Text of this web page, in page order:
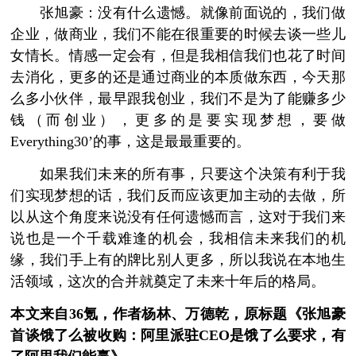
张旭豪：没有什么遗憾。就像前面说的，我们做
企业，做商业，我们不能在很重要的时候去谈一些儿
女情长。情感一定会有，但是我相信我们也花了时间
去消化，更多的还是通过商业的本质做东西，今天那
么多小伙伴，最早跟我创业，我们不是为了能赚多少
钱（而创业），更多的是要实现梦想，要做
Everything30’的事，这是最最重要的。
如果我们未来的所有事，只要这个决策有利于我
们实现梦想的话，我们反而应该更加主动的去做，所
以从这个角度来说没有任何遗憾而言，这对于我们来
说也是一个千载难逢的机会，我相信未来我们的机
缘，我们手上有的牌比别人更多，所以我说在本地生
活领域，这次的合并就奠定了未来十年后的格局。
本文来自36氪，作者杨林、万德乾，原标题《张旭豪
首谈饿了么被收购：阿里派驻CEO是饿了么要求，有